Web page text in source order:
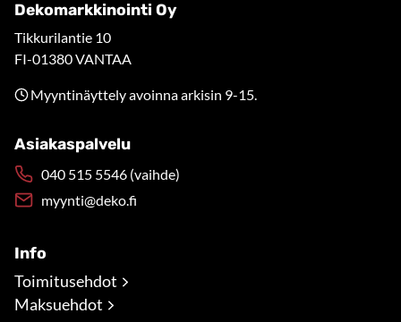
Dekomarkkinointi Oy
Tikkurilantie 10
FI-01380 VANTAA
Myyntinäyttely avoinna arkisin 9-15.
Asiakaspalvelu
040 515 5546 (vaihde)
myynti@deko.fi
Info
Toimitusehdot
Maksuehdot